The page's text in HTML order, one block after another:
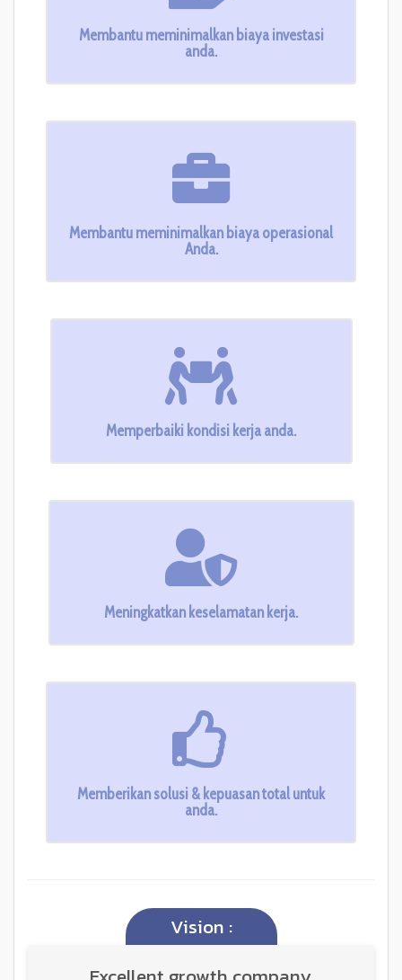
Membantu meminimalkan biaya investasi
anda.
Membantu meminimalkan biaya operasional
Anda.
Memperbaiki kondisi kerja anda.
Meningkatkan keselamatan kerja.
Memberikan solusi & kepuasan total untuk
anda.
Vision :